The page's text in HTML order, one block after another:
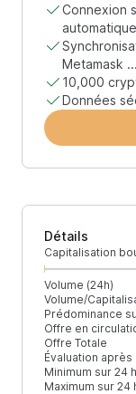
Connexion
Metamask ...
10,000
Données
Détails
Capitalisation
Volume (24h)
Volume/
Prédominance
Offre en
Offre Totale
Évaluation après
Minimum sur 24 h
Maximum sur 24